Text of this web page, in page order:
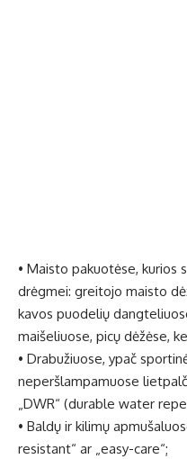
• Maisto pakuotėse, kurios
drėgmei: greitojo maisto
kavos puodelių
maišeliuose, picų dėžėse,
• Drabužiuose, ypač
neperšlampamuose
„DWR“ (durable water
• Baldų ir kilimų
resistant“ ar „easy-care“;